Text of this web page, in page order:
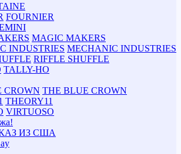
FOURNIER
MAGIC MAKERS
MECHANIC INDUSTRIES
RIFFLE SHUFFLE
TALLY-HO
THE BLUE CROWN
THEORY11
VIRTUOSO
ИЗ США